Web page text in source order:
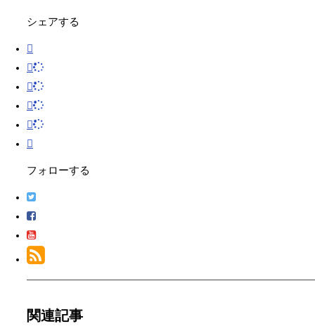
シェアする
フォローする
関連記事